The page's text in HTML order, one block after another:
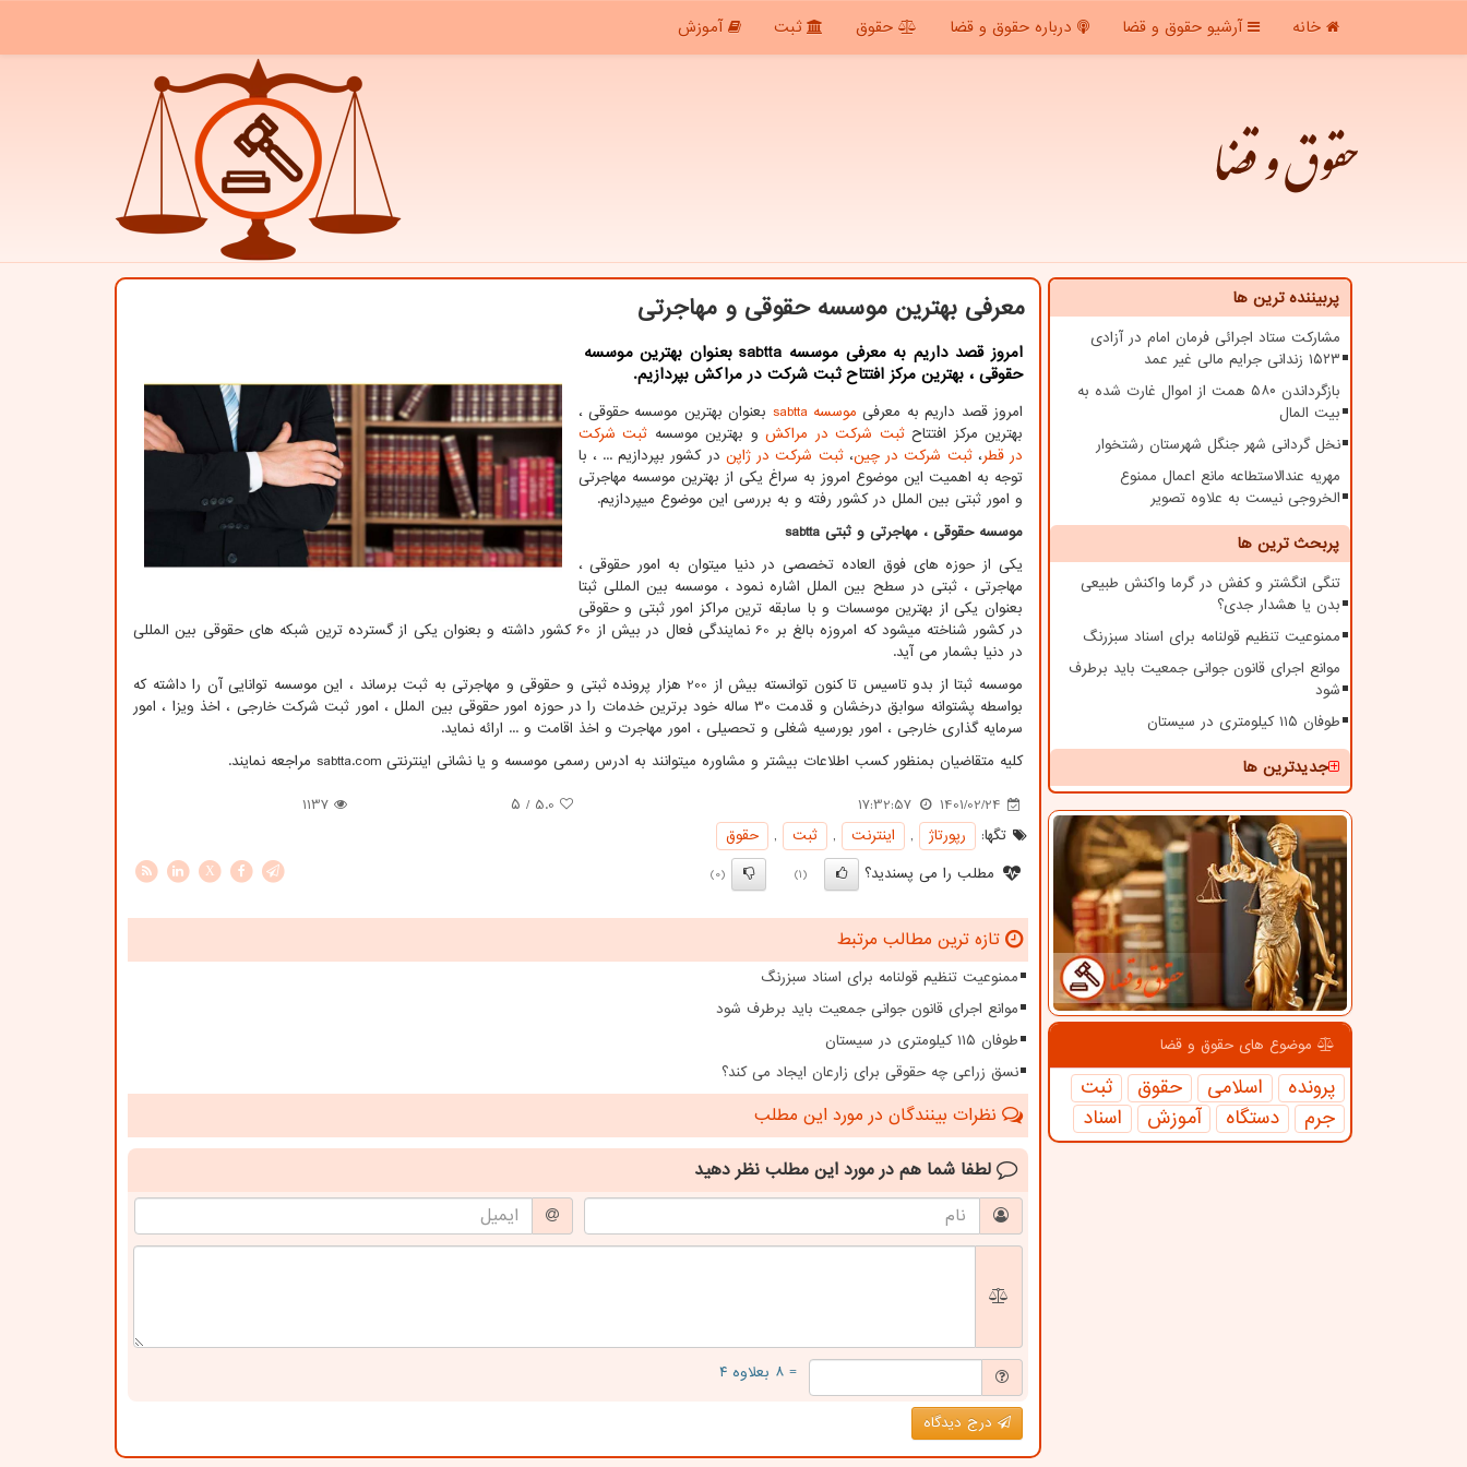
خانه آرشیو حقوق و قضا درباره حقوق و قضا حقوق ثبت آموزش
حقوق و قضا
پربیننده ترین ها
مشارکت ستاد اجرائی فرمان امام در آزادی
۱۵۲۳ زندانی جرایم مالی غیر عمد
بازگرداندن ۵۸۰ همت از اموال غارت شده به
بیت المال
نخل گردانی شهر جنگل شهرستان رشتخوار
مهریه عندالاستطاعه مانع اعمال ممنوع
الخروجی نیست به علاوه تصویر
پربحث ترین ها
تنگی انگشتر و کفش در گرما واکنش طبیعی
بدن یا هشدار جدی؟
ممنوعیت تنظیم قولنامه برای اسناد سبزرنگ
موانع اجرای قانون جوانی جمعیت باید برطرف
شود
طوفان ۱۱۵ کیلومتری در سیستان
جدیدترین ها
موضوع های حقوق و قضا
پرونده اسلامی حقوق
ثبت
جرم
دستگاه آموزش اسناد
معرفی بهترین موسسه حقوقی و مهاجرتی
امروز قصد داریم به معرفی موسسه sabtta بعنوان بهترین موسسه
حقوقی ، بهترین مرکز افتتاح ثبت شرکت در مراکش بپردازیم.
امروز قصد داریم به معرفی موسسهsabtta بعنوان بهترین موسسه حقوقی ،
بهترین مرکز افتتاحثبت شرکت در مراکش و بهترین موسسه ثبت شرکت
در قطر،ثبت شرکت در چین،ثبت شرکت در ژاپن در کشور بپردازیم ... ، با
توجه به اهمیت این موضوع امروز به سراغ یکی از بهترین موسسه مهاجرتی
و امور ثبتی بین الملل در کشور رفته و به بررسی این موضوع میپردازیم.
موسسه حقوقی ، مهاجرتی و ثبتی sabtta
یکی از حوزه های فوق العاده تخصصی در دنیا میتوان به امور حقوقی ،
مهاجرتی ، ثبتی در سطح بین الملل اشاره نمود ، موسسه بین المللی ثبتا
بعنوان یکی از بهترین موسسات و با سابقه ترین مراکز امور ثبتی و حقوقی
در کشور شناخته میشود که امروزه بالغ بر 60 نمایندگی فعال در بیش از 60 کشور داشته و بعنوان یکی از گسترده ترین شبکه های حقوقی بین المللی
در دنیا بشمار می آید.
موسسه ثبتا از بدو تاسیس تا کنون توانسته بیش از 200 هزار پرونده ثبتی و حقوقی و مهاجرتی به ثبت برساند ، این موسسه توانایی آن را داشته که
بواسطه پشتوانه سوابق درخشان و قدمت 30 ساله خود برترین خدمات را در حوزه امور حقوقی بین الملل ، امور ثبت شرکت خارجی ، اخذ ویزا ، امور
سرمایه گذاری خارجی ، امور بورسیه شغلی و تحصیلی ، امور مهاجرت و اخذ اقامت و ... ارائه نماید.
کلیه متقاضیان بمنظور کسب اطلاعات بیشتر و مشاوره میتوانند به ادرس رسمی موسسه و یا نشانی اینترنتی sabtta.com مراجعه نمایند.
1401/02/24
17:32:57
5.0 / ۵
1137
تگها:
رپورتاژ , اینترنت , ثبت ,
حقوق
مطلب را می پسندید؟
(1)
(0)
X
تازه ترین مطالب مرتبط
ممنوعیت تنظیم قولنامه برای اسناد سبزرنگ
موانع اجرای قانون جوانی جمعیت باید برطرف شود
طوفان ۱۱۵ کیلومتری در سیستان
نسق زراعی چه حقوقی برای زارعان ایجاد می کند؟
نظرات بینندگان در مورد این مطلب
لطفا شما هم در مورد این مطلب نظر دهید
= ۸ بعلاوه ۴
درج دیدگاه